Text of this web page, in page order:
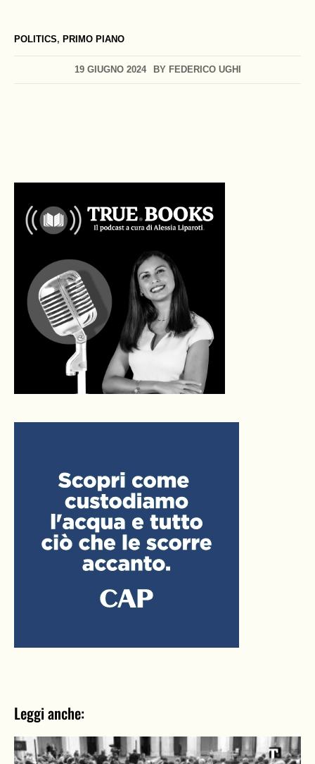
POLITICS, PRIMO PIANO
19 GIUGNO 2024 BY FEDERICO UGHI
Leggi anche: